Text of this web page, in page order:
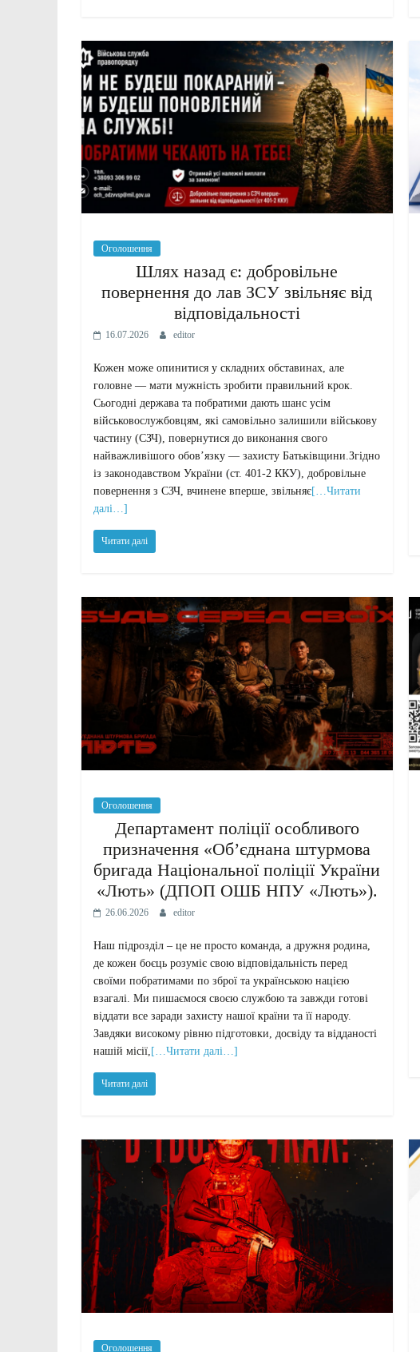
Оголошення
Шлях назад є: добровільне
повернення до лав ЗСУ звільняє від
відповідальності
16.07.2026 editor
Кожен може опинитися у складних обставинах, але
головне — мати мужність зробити правильний крок.
Сьогодні держава та побратими дають шанс усім
військовослужбовцям, які самовільно залишили військову
частину (СЗЧ), повернутися до виконання свого
найважливішого обов’язку — захисту Батьківщини.Згідно
із законодавством України (ст. 401-2 ККУ), добровільне
повернення з СЗЧ, вчинене вперше, звільняє[…Читати
далі…]
Читати далі
Оголошення
Департамент поліції особливого
призначення «Об’єднана штурмова
бригада Національної поліції України
«Лють» (ДПОП ОШБ НПУ «Лють»).
26.06.2026 editor
Наш підрозділ – це не просто команда, а дружня родина,
де кожен боєць розуміє свою відповідальність перед
своїми побратимами по зброї та українською нацією
взагалі. Ми пишаємося своєю службою та завжди готові
віддати все заради захисту нашої країни та її народу.
Завдяки високому рівню підготовки, досвіду та відданості
нашій місії, […Читати далі…]
Читати далі
Оголошення